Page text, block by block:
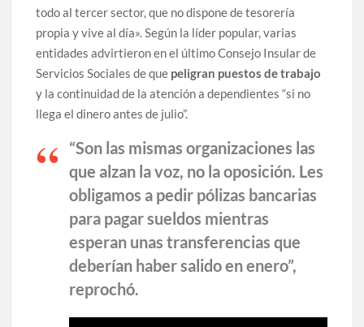
todo al tercer sector, que no dispone de tesorería
propia y vive al día». Según la líder popular, varias
entidades advirtieron en el último Consejo Insular de
Servicios Sociales de que peligran puestos de trabajo
y la continuidad de la atención a dependientes “si no
llega el dinero antes de julio”.
“Son las mismas organizaciones las
que alzan la voz, no la oposición. Les
obligamos a pedir pólizas bancarias
para pagar sueldos mientras
esperan unas transferencias que
deberían haber salido en enero”,
reprochó.